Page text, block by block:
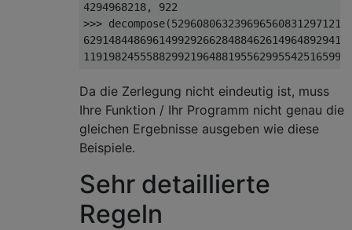
4294968218, 922
>>>
Da die Zerlegung nicht eindeutig ist, muss
Ihre Funktion / Ihr Programm nicht genau die
gleichen Ergebnisse ausgeben wie diese
Beispiele.
Sehr detaillierte
Regeln